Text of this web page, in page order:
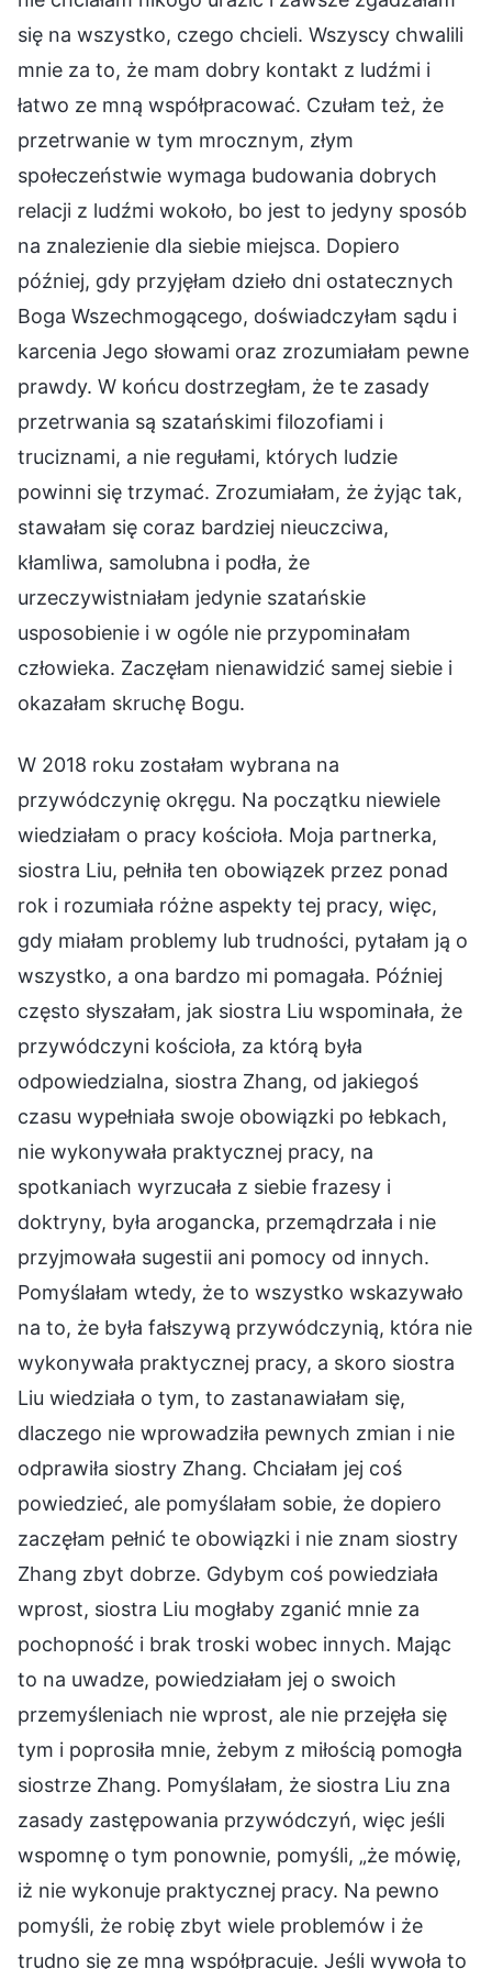
się na wszystko, czego chcieli. Wszyscy chwalili
mnie za to, że mam dobry kontakt z ludźmi i
łatwo ze mną współpracować. Czułam też, że
przetrwanie w tym mrocznym, złym
społeczeństwie wymaga budowania dobrych
relacji z ludźmi wokoło, bo jest to jedyny sposób
na znalezienie dla siebie miejsca. Dopiero
później, gdy przyjęłam dzieło dni ostatecznych
Boga Wszechmogącego, doświadczyłam sądu i
karcenia Jego słowami oraz zrozumiałam pewne
prawdy. W końcu dostrzegłam, że te zasady
przetrwania są szatańskimi filozofiami i
truciznami, a nie regułami, których ludzie
powinni się trzymać. Zrozumiałam, że żyjąc tak,
stawałam się coraz bardziej nieuczciwa,
kłamliwa, samolubna i podła, że
urzeczywistniałam jedynie szatańskie
usposobienie i w ogóle nie przypominałam
człowieka. Zaczęłam nienawidzić samej siebie i
okazałam skruchę Bogu.
W 2018 roku zostałam wybrana na
przywódczynię okręgu. Na początku niewiele
wiedziałam o pracy kościoła. Moja partnerka,
siostra Liu, pełniła ten obowiązek przez ponad
rok i rozumiała różne aspekty tej pracy, więc,
gdy miałam problemy lub trudności, pytałam ją o
wszystko, a ona bardzo mi pomagała. Później
często słyszałam, jak siostra Liu wspominała, że
przywódczyni kościoła, za którą była
odpowiedzialna, siostra Zhang, od jakiegoś
czasu wypełniała swoje obowiązki po łebkach,
nie wykonywała praktycznej pracy, na
spotkaniach wyrzucała z siebie frazesy i
doktryny, była arogancka, przemądrzała i nie
przyjmowała sugestii ani pomocy od innych.
Pomyślałam wtedy, że to wszystko wskazywało
na to, że była fałszywą przywódczynią, która nie
wykonywała praktycznej pracy, a skoro siostra
Liu wiedziała o tym, to zastanawiałam się,
dlaczego nie wprowadziła pewnych zmian i nie
odprawiła siostry Zhang. Chciałam jej coś
powiedzieć, ale pomyślałam sobie, że dopiero
zaczęłam pełnić te obowiązki i nie znam siostry
Zhang zbyt dobrze. Gdybym coś powiedziała
wprost, siostra Liu mogłaby zganić mnie za
pochopność i brak troski wobec innych. Mając
to na uwadze, powiedziałam jej o swoich
przemyśleniach nie wprost, ale nie przejęła się
tym i poprosiła mnie, żebym z miłością pomogła
siostrze Zhang. Pomyślałam, że siostra Liu zna
zasady zastępowania przywódczyń, więc jeśli
wspomnę o tym ponownie, pomyśli, „że mówię,
iż nie wykonuje praktycznej pracy. Na pewno
pomyśli, że robię zbyt wiele problemów i że
trudno się ze mną współpracuje. Jeśli wywoła to